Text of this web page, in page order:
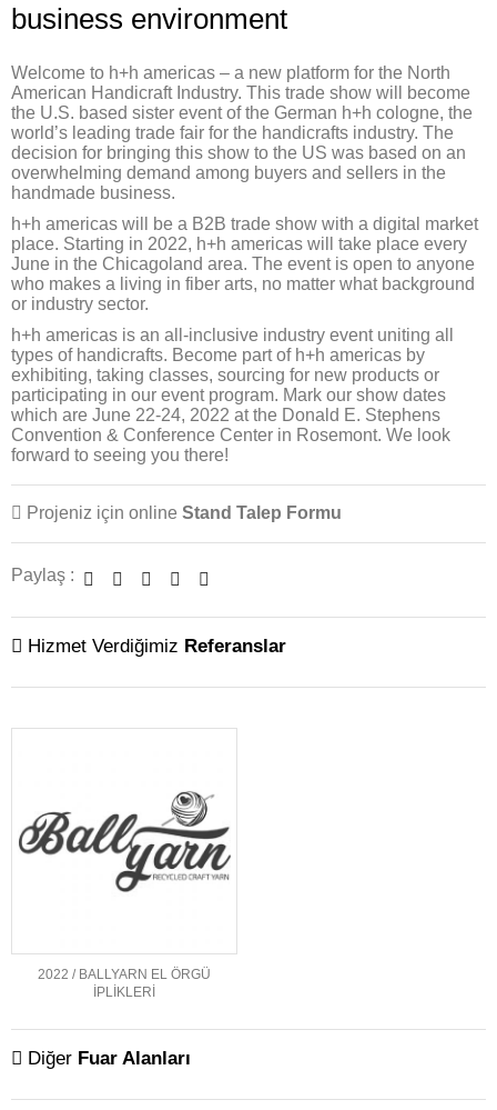
business environment
Welcome to h+h americas – a new platform for the North
American Handicraft Industry. This trade show will become
the U.S. based sister event of the German h+h cologne, the
world’s leading trade fair for the handicrafts industry. The
decision for bringing this show to the US was based on an
overwhelming demand among buyers and sellers in the
handmade business.
h+h americas will be a B2B trade show with a digital market
place. Starting in 2022, h+h americas will take place every
June in the Chicagoland area. The event is open to anyone
who makes a living in fiber arts, no matter what background
or industry sector.
h+h americas is an all-inclusive industry event uniting all
types of handicrafts. Become part of h+h americas by
exhibiting, taking classes, sourcing for new products or
participating in our event program. Mark our show dates
which are June 22-24, 2022 at the Donald E. Stephens
Convention & Conference Center in Rosemont. We look
forward to seeing you there!
Projeniz için online Stand Talep Formu
Paylaş :
Hizmet Verdiğimiz Referanslar
2022 / BALLYARN EL ÖRGÜ
İPLİKLERİ
Diğer Fuar Alanları